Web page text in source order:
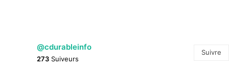
@cdurableinfo
273 Suiveurs
Suivre